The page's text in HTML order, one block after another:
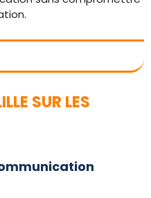
SUR LES